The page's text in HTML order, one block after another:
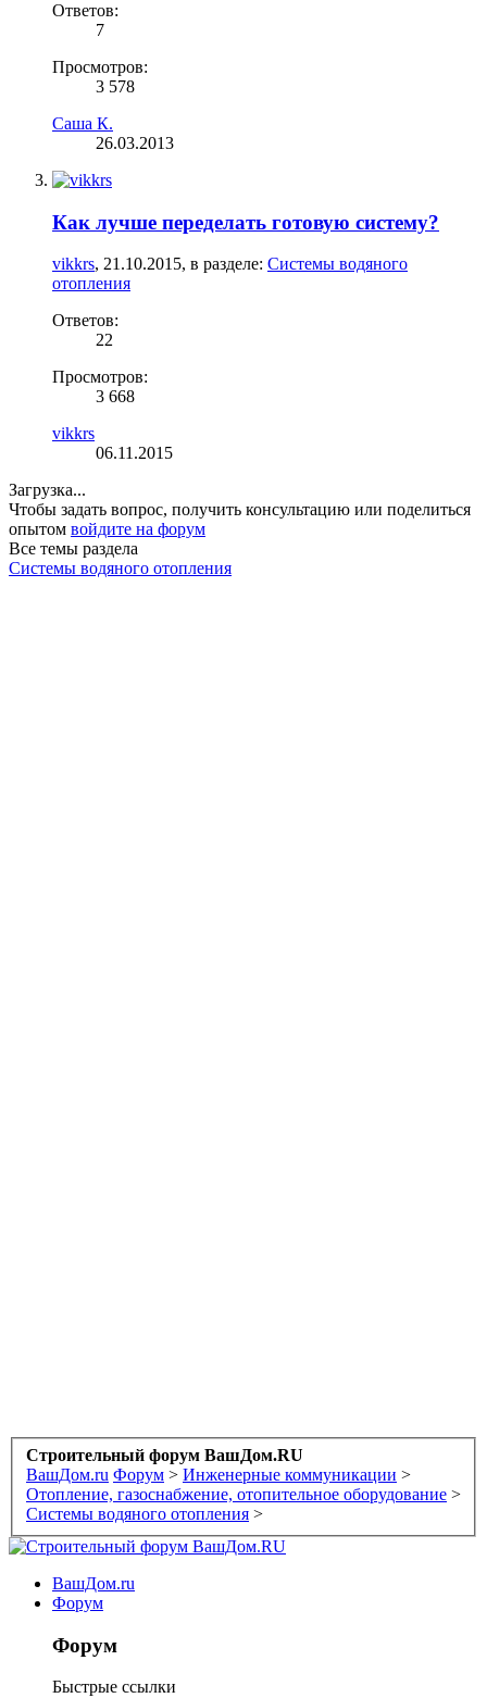
Ответов:
7
Просмотров:
3 578
Саша К.
26.03.2013
Как лучше переделать готовую систему?
vikkrs, 21.10.2015, в разделе: Системы водяного
отопления
Ответов:
22
Просмотров:
3 668
vikkrs
06.11.2015
Загрузка...
Чтобы задать вопрос, получить консультацию или поделиться
опытом войдите на форум
Все темы раздела
Системы водяного отопления
Строительный форум ВашДом.RU
ВашДом.ru Форум > Инженерные коммуникации >
Отопление, газоснабжение, отопительное оборудование >
Системы водяного отопления >
ВашДом.ru
Форум
Форум
Быстрые ссылки